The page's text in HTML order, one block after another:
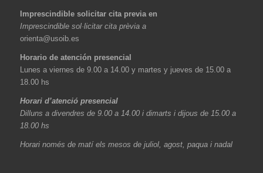
Imprescindible solicitar cita previa en
Imprescindible sol·licitar cita prèvia a
orienta@usoib.es
Horario de atención presencial
Lunes a viernes de 9.00 a 14.00 y martes y jueves de 15.00 a
18.00 hs
Horari d’atenció presencial
Dilluns a divendres de 9.00 a 14.00 i dimarts i dijous de 15.00 a
18.00 hs
Horari només de matí els mesos de juliol, agost, paqua i nadal